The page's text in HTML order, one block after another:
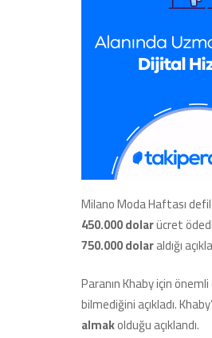
Milano Moda Haftası
450.000 dolarücret
750.000 dolaraldığı
Paranın Khaby için
bilmediğini açıkladı.
almakolduğu açıklandı.